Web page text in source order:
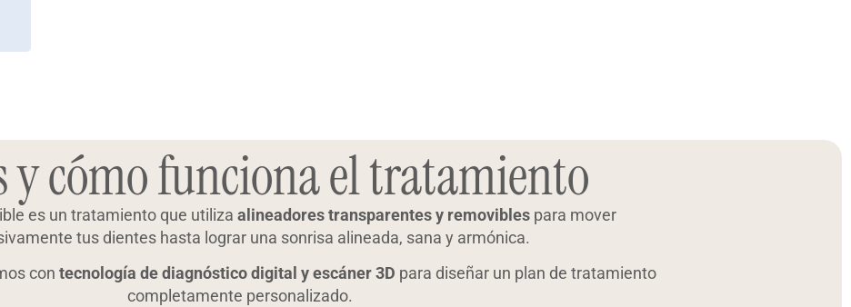
y cómo funciona el tratamiento
es un tratamiento que utiliza alineadores transparentes y removiblespara mover
tus dientes hasta lograr una sonrisa alineada, sana y armónica.
contecnología de diagnóstico digital y escáner 3D para diseñar un plan de tratamiento
completamente personalizado.